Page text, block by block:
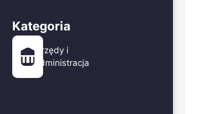
Kategoria
Urzędy i
administracja